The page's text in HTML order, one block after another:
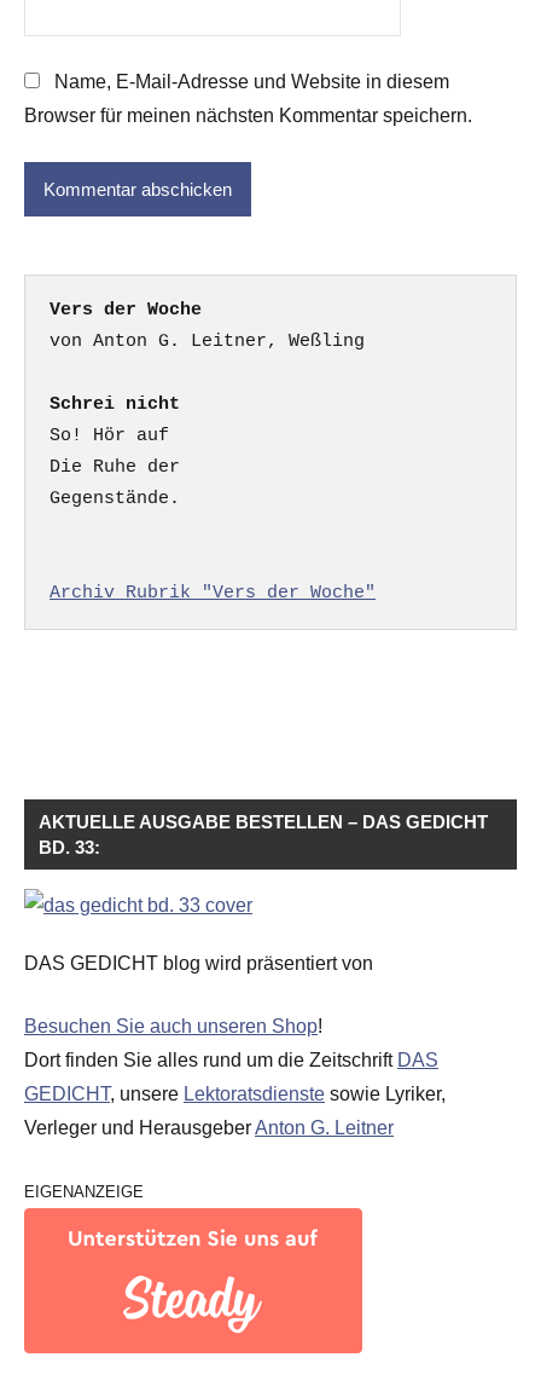
Name, E-Mail-Adresse und Website in diesem
Browser für meinen nächsten Kommentar speichern.
Vers der Woche
Schrei nicht
So! Hör auf
Die Ruhe der
Gegenstände.
Archiv Rubrik "Vers der Woche"
AKTUELLE AUSGABE BESTELLEN – DAS GEDICHT
BD. 33:
DAS GEDICHT blog wird präsentiert von
Besuchen Sie auch unseren Shop!
Dort finden Sie alles rund um die Zeitschrift DAS
GEDICHT, unsere Lektoratsdienste sowie Lyriker,
Verleger und HerausgeberAnton G. Leitner
EIGENANZEIGE